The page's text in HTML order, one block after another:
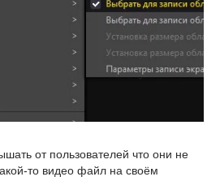
от пользователей что они не
то видео файл на своём